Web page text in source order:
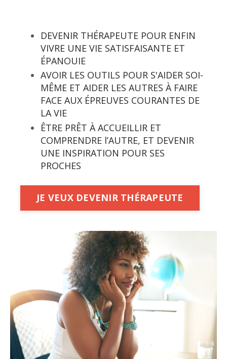
DEVENIR THÉRAPEUTE POUR ENFIN
VIVRE UNE VIE SATISFAISANTE ET
ÉPANOUIE
AVOIR LES OUTILS POUR S'AIDER SOI-
MÊME ET AIDER LES AUTRES À FAIRE
FACE AUX ÉPREUVES COURANTES DE
LA VIE
ÊTRE PRÊT À ACCUEILLIR ET
COMPRENDRE l’AUTRE, ET DEVENIR
UNE INSPIRATION POUR SES
PROCHES
JE VEUX DEVENIR THÉRAPEUTE